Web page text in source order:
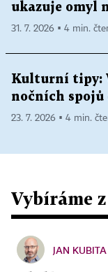
ukazuje omyl
31. 7. 2026 ▪ 4 min.
Kulturní tipy:
nočních
23. 7. 2026 ▪ 4 min.
Vybíráme
JAN KUBITA